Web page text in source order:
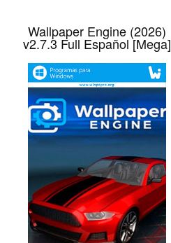
Wallpaper Engine (2026)
v2.7.3 Full Español [Mega]